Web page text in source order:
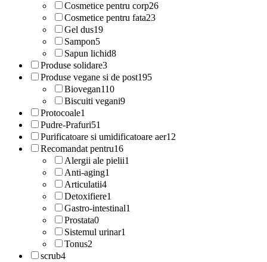
Cosmetice pentru corp26
Cosmetice pentru fata23
Gel dus19
Sampon5
Sapun lichid8
Produse solidare3
Produse vegane si de post195
Biovegan110
Biscuiti vegani9
Protocoale1
Pudre-Prafuri51
Purificatoare si umidificatoare aer12
Recomandat pentru16
Alergii ale pielii1
Anti-aging1
Articulatii4
Detoxifiere1
Gastro-intestinal1
Prostata0
Sistemul urinar1
Tonus2
scrub4